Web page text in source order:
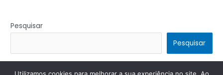
Pesquisar
Pesquisar